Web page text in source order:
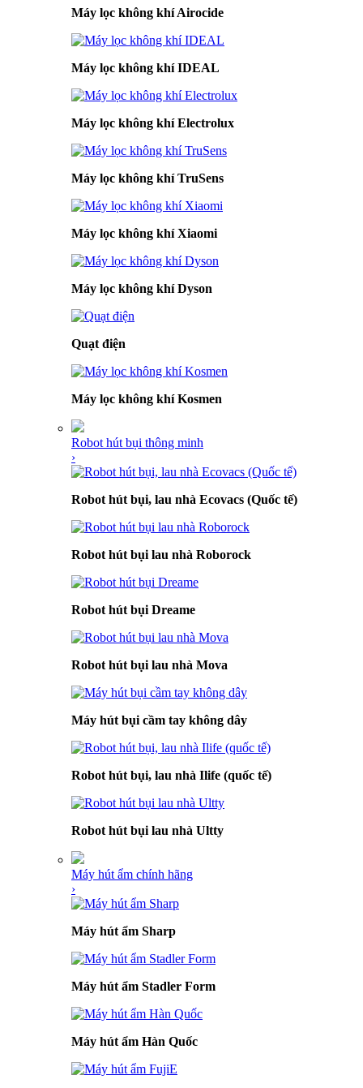
Máy lọc không khí Airocide
Máy lọc không khí IDEAL
Máy lọc không khí Electrolux
Máy lọc không khí TruSens
Máy lọc không khí Xiaomi
Máy lọc không khí Dyson
Quạt điện
Máy lọc không khí Kosmen
Robot hút bụi thông minh
›
Robot hút bụi, lau nhà Ecovacs (Quốc tế)
Robot hút bụi lau nhà Roborock
Robot hút bụi Dreame
Robot hút bụi lau nhà Mova
Máy hút bụi cầm tay không dây
Robot hút bụi, lau nhà Ilife (quốc tế)
Robot hút bụi lau nhà Ultty
Máy hút ẩm chính hãng
›
Máy hút ẩm Sharp
Máy hút ẩm Stadler Form
Máy hút ẩm Hàn Quốc